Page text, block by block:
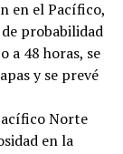
en el Pacífico,
probabilidad
a 48 horas, se
y se prevé
Norte
en la